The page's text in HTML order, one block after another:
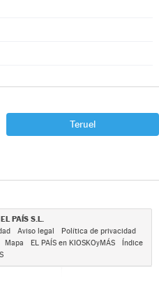
Teruel
PAÍS S.L.
Aviso legal
Política de privacidad
Mapa EL PAÍS en KIOSKOyMÁS
Índice